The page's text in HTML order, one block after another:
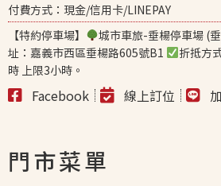
付費方式：現金/信用卡/LINEPAY
【特約停車場】
城市車旅-垂楊停車場 (
址：嘉義市西區垂楊路605號B1
折抵方
時 上限3小時。
Facebook 線上訂位
門市菜單